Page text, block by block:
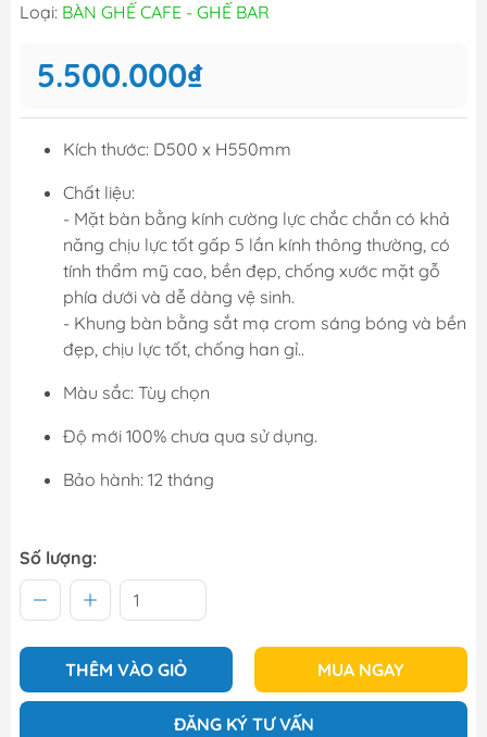
Loại: BÀN GHẾ CAFE - GHẾ BAR
5.500.000₫
Kích thước: D500 x H550mm
Chất liệu:
- Mặt bàn bằng kính cường lực chắc chắn có khả
năng chịu lực tốt gấp 5 lần kính thông thường, có
tính thẩm mỹ cao, bền đẹp, chống xước mặt gỗ
phía dưới và dễ dàng vệ sinh.
- Khung bàn bằng sắt mạ crom sáng bóng và bền
đẹp, chịu lực tốt, chống han gỉ..
Màu sắc: Tùy chọn
Độ mới 100% chưa qua sử dụng.
Bảo hành: 12 tháng
Số lượng:
THÊM VÀO GIỎ MUA NGAY
ĐĂNG KÝ TƯ VẤN